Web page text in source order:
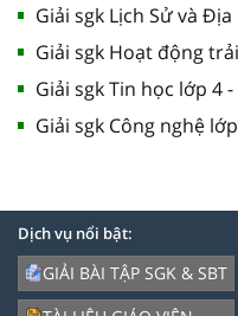
Giải sgk Lịch Sử và
Giải sgk Hoạt động
Giải sgk Tin học lớp 4
Giải sgk Công nghệ
Dịch vụ nổi bật:
GIẢI BÀI TẬP SGK & SBT